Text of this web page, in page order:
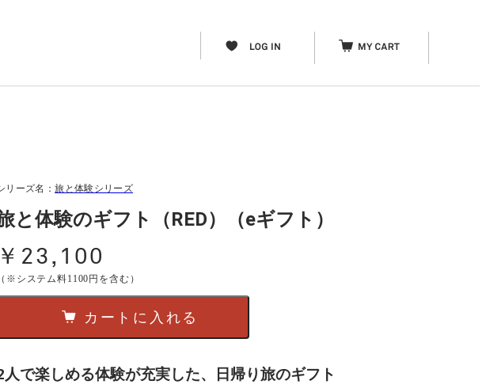
リーズ名：旅と体験シリーズ
と体験のギフト（RED）（eギフト）
￥23,100
（※システム料1100円を含む）
カートに入れる
人で楽しめる体験が充実した、日帰り旅のギフト